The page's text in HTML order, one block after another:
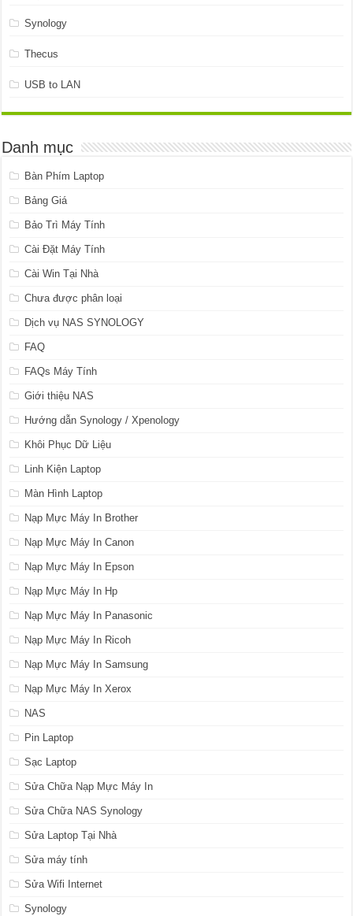
Synology
Thecus
USB to LAN
Danh mục
Bàn Phím Laptop
Bảng Giá
Bảo Trì Máy Tính
Cài Đặt Máy Tính
Cài Win Tại Nhà
Chưa được phân loại
Dịch vụ NAS SYNOLOGY
FAQ
FAQs Máy Tính
Giới thiệu NAS
Hướng dẫn Synology / Xpenology
Khôi Phục Dữ Liệu
Linh Kiện Laptop
Màn Hình Laptop
Nạp Mực Máy In Brother
Nạp Mực Máy In Canon
Nạp Mực Máy In Epson
Nạp Mực Máy In Hp
Nạp Mực Máy In Panasonic
Nạp Mực Máy In Ricoh
Nạp Mực Máy In Samsung
Nạp Mực Máy In Xerox
NAS
Pin Laptop
Sạc Laptop
Sửa Chữa Nạp Mực Máy In
Sửa Chữa NAS Synology
Sửa Laptop Tại Nhà
Sửa máy tính
Sửa Wifi Internet
Synology